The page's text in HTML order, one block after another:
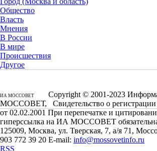
Общество
Власть
Мнения
В России
В мире
Происшествия
Другое
ИА МОССОВЕТ
Copyright © 2001-2023
МОССОВЕТ, Свидетельство о
от 02.02.2001 При перепечатке и
гиперссылка на ИА МОССОВЕТ
125009, Москва, ул. Тверская, 7, а/я 71,
903 772 39 20 E-mail: info@mossovetinfo.ru
RSS